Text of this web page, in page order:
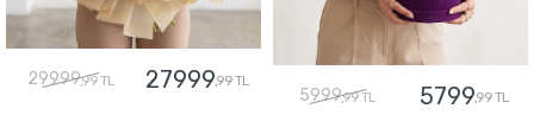
29999,99 TL 27999,99 TL
5999,99 TL 5799,99 TL